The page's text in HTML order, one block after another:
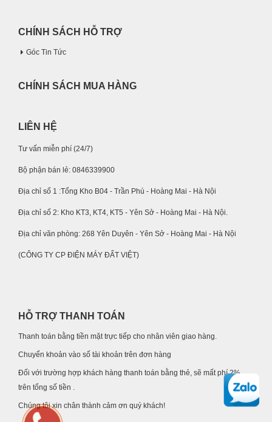
CHÍNH SÁCH HỖ TRỢ
Góc Tin Tức
CHÍNH SÁCH MUA HÀNG
LIÊN HỆ
Tư vấn miễn phí (24/7)
Bộ phận bán lẻ: 0846339900
Địa chỉ số 1 :Tổng Kho B04 - Trần Phú - Hoàng Mai - Hà Nội
Địa chỉ số 2: Kho KT3, KT4, KT5 - Yên Sở - Hoàng Mai - Hà Nội.
Địa chỉ văn phòng: 268 Yên Duyên - Yên Sở - Hoàng Mai - Hà Nội
(CÔNG TY CP ĐIỆN MÁY ĐẤT VIỆT)
HỖ TRỢ THANH TOÁN
Thanh toán bằng tiền mặt trực tiếp cho nhân viên giao hàng.
Chuyển khoản vào số tài khoản trên đơn hàng
Đối với trường hợp khách hàng thanh toán bằng thẻ, sẽ mất phí 2%
trên tổng số tiền .
Chúng tôi xin chân thành cảm ơn quý khách!